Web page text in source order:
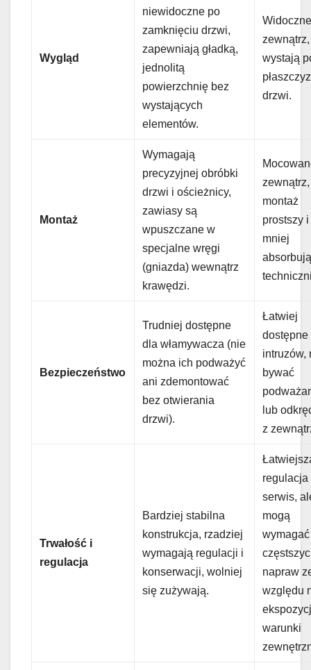
Wygląd
niewidoczne po
zamknięciu drzwi,
zapewniają gładką,
jednolitą
powierzchnię bez
wystających
elementów.
zewnątrz,
wystają
drzwi.
Montaż
Wymagają
precyzyjnej obróbki
drzwi i ościeżnicy,
zawiasy są
wpuszczane w
specjalne wręgi
(gniazda) wewnątrz
krawędzi.
zewnątrz,
montaż
prostszy i
mniej
Bezpieczeństwo
Trudniej dostępne
dla włamywacza (nie
można ich podważyć
ani zdemontować
bez otwierania
drzwi).
Łatwiej
dostępne
intruzów,
bywać
lub
z
Trwałość i
regulacja
Bardziej stabilna
konstrukcja, rzadziej
wymagają regulacji i
konserwacji, wolniej
się zużywają.
regulacja
serwis,
mogą
wymagać
napraw
względu
warunki